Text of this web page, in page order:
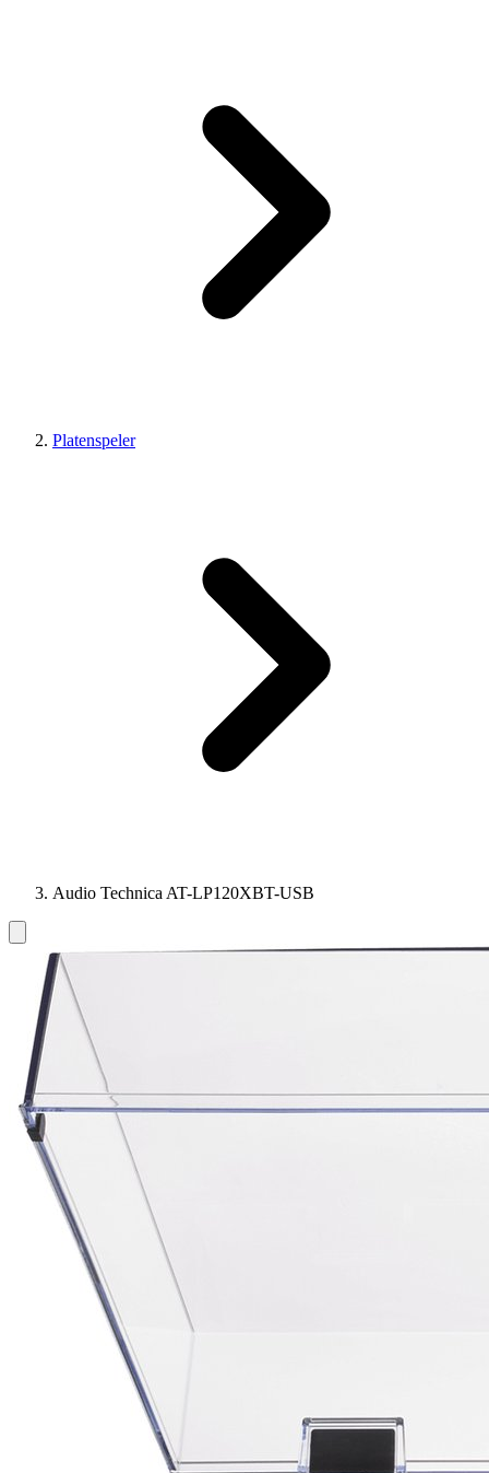
Platenspeler
Audio Technica AT-LP120XBT-USB